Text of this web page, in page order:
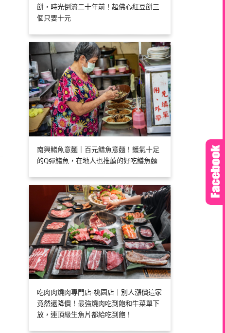
餅，時光倒流二十年前！超佛心紅豆餅三
個只要十元
南興鱔魚意麵｜百元鱔魚意麵！鑊氣十足
的Q彈鱔魚，在地人也推薦的好吃鱔魚麵
吃肉肉燒肉専門店-桃園店｜別人漲價這家
竟然還降價！最強燒肉吃到飽和牛菜單下
放，連頂級生魚片都給吃到飽！